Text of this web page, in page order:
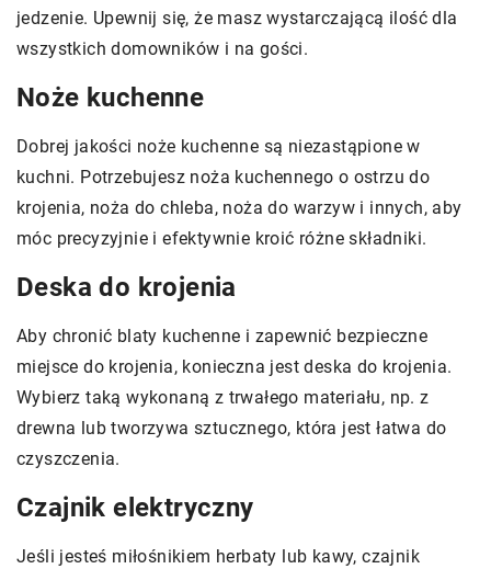
jedzenie. Upewnij się, że masz wystarczającą ilość dla
wszystkich domowników i na gości.
Noże kuchenne
Dobrej jakości noże kuchenne są niezastąpione w
kuchni. Potrzebujesz noża kuchennego o ostrzu do
krojenia, noża do chleba, noża do warzyw i innych, aby
móc precyzyjnie i efektywnie kroić różne składniki.
Deska do krojenia
Aby chronić blaty kuchenne i zapewnić bezpieczne
miejsce do krojenia, konieczna jest deska do krojenia.
Wybierz taką wykonaną z trwałego materiału, np. z
drewna lub tworzywa sztucznego, która jest łatwa do
czyszczenia.
Czajnik elektryczny
Jeśli jesteś miłośnikiem herbaty lub kawy, czajnik